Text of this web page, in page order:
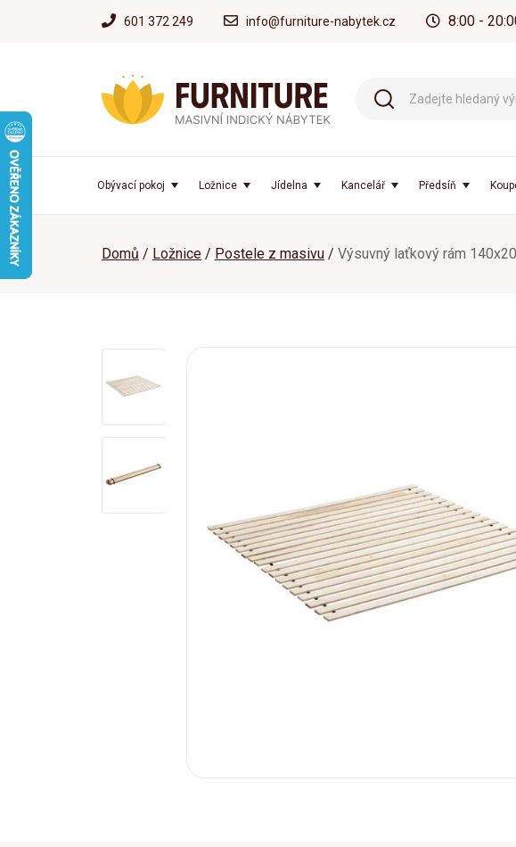
601 372 249 info@furniture-nabytek.cz 8:00 -
Obývací pokoj Ložnice Jídelna Kancelář Předsíň
Domů Ložnice Postele z masivu Výsuvný laťkový rám